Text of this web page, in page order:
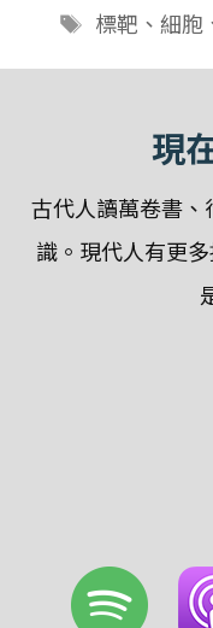
類
標
標靶 、 細胞
現
古代人讀萬卷書、
識。現代人有更